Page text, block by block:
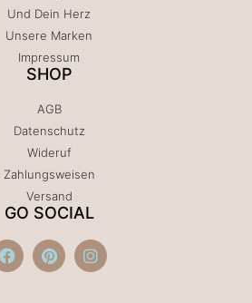
Und Dein Herz
Unsere Marken
Impressum
SHOP
AGB
Datenschutz
Wideruf
Zahlungsweisen
Versand
GO SOCIAL